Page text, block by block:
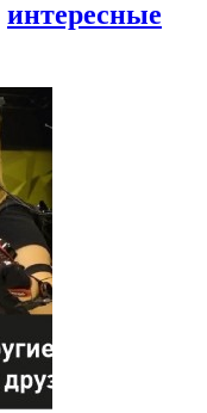
интересные